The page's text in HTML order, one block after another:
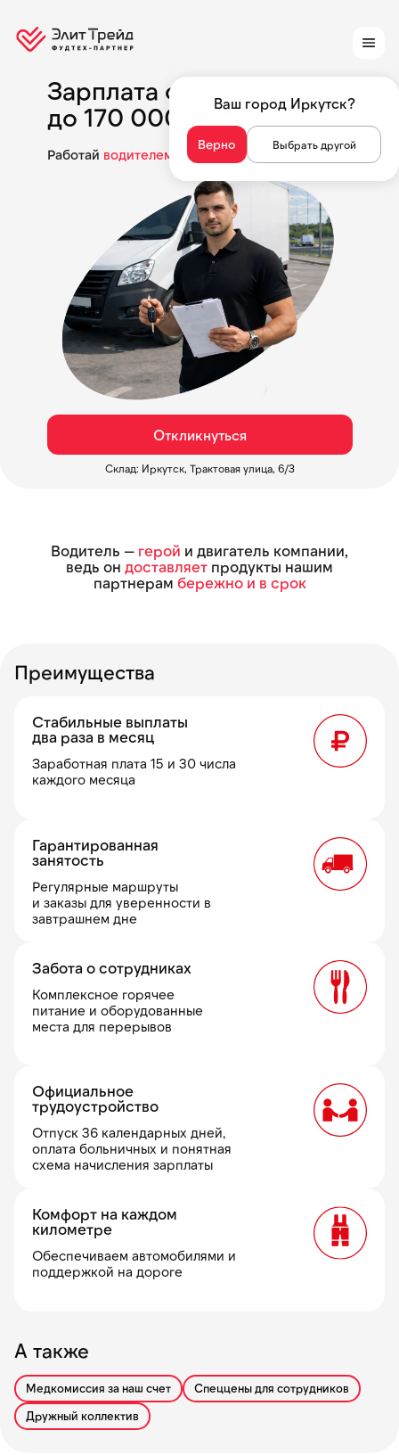
Ваш город Иркутск?
Верно Выбрать другой
Зарплата от 85 000
₽
до 170 000 ₽ в месяц
Работай водителем Иркутске
Склад: Иркутск, Трактовая улица, 6/3
Откликнуться
Водитель — герой и двигатель компании,
ведь он доставляет продукты нашим
партнерам бережно и в срок
Преимущества
Стабильные выплаты
два раза в месяц
Заработная плата 15 и 30 числа
каждого месяца
Гарантированная
занятость
Регулярные маршруты
и заказы для уверенности в
завтрашнем дне
Забота о сотрудниках
Комплексное горячее
питание и оборудованные
места для перерывов
Официальное
трудоустройство
Отпуск 36 календарных дней,
оплата больничных и понятная
схема начисления зарплаты
Комфорт на каждом
километре
Обеспечиваем автомобилями и
поддержкой на дороге
А также
Медкомиссия за наш счет
Спеццены для сотрудников
Дружный коллектив